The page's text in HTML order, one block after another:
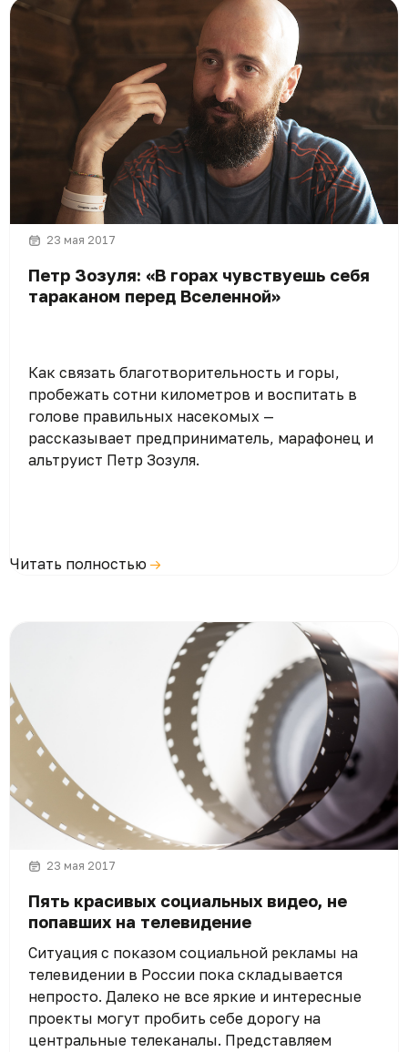
23 мая 2017
Петр Зозуля: «В горах чувствуешь себя
тараканом перед Вселенной»
Как связать благотворительность и горы,
пробежать сотни километров и воспитать в
голове правильных насекомых —
рассказывает предприниматель, марафонец и
альтруист Петр Зозуля.
Читать полностью
23 мая 2017
Пять красивых социальных видео, не
попавших на телевидение
Ситуация с показом социальной рекламы на
телевидении в России пока складывается
непросто. Далеко не все яркие и интересные
проекты могут пробить себе дорогу на
центральные телеканалы. Представляем